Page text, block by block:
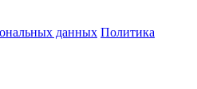
данных Политика